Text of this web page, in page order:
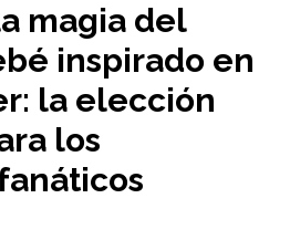
magia del
inspirado en
la elección
los